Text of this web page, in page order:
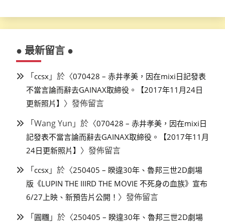
● 最新留言 ●
「ccsx 」於〈070428 – 赤井孝美，因在mixi日記發表
不當言論而辭去GAINAX取締役。【2017年11月24日
更新照片】 〉發佈留言
「Wang Yun 」於〈070428 – 赤井孝美，因在mixi日
記發表不當言論而辭去GAINAX取締役。【2017年11月
24日更新照片】 〉發佈留言
「ccsx 」於〈250405 – 睽違30年、魯邦三世2D劇場
版《LUPIN THE IIIRD THE MOVIE 不死身の血族》宣布
6/27上映、新預告片公開！ 〉發佈留言
「圓糰 」於〈250405 – 睽違30年、魯邦三世2D劇場